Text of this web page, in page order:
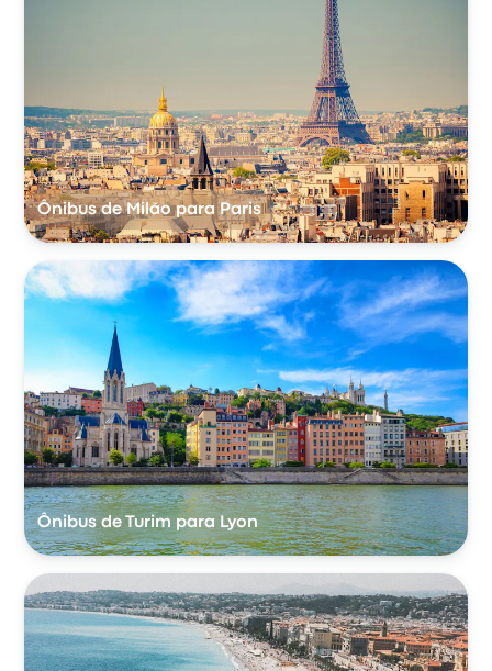
Ônibus de Milão para Paris
Ônibus de Turim para Lyon